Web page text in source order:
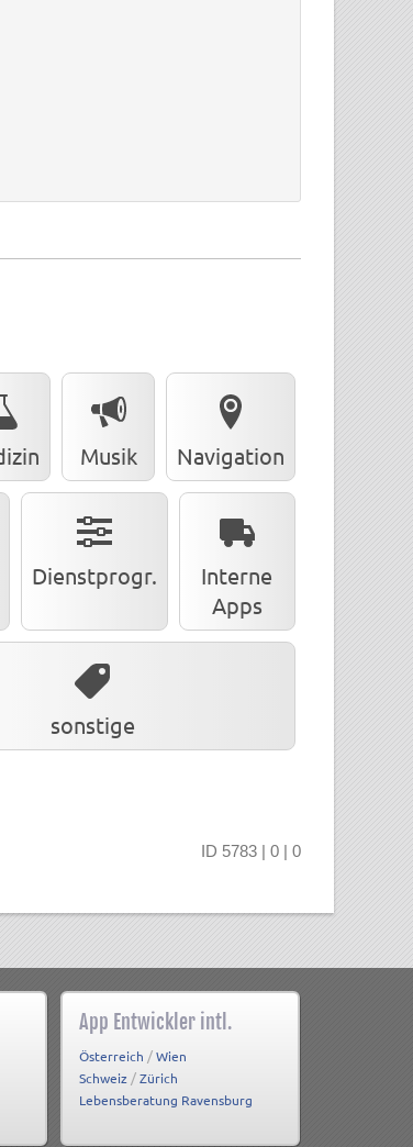
Musik Navigation
Dienstprogr.
Interne
Apps
sonstige
ID 5783 | 0 | 0
App Entwickler intl.
Österreich /Wien
Schweiz /Zürich
Lebensberatung Ravensburg